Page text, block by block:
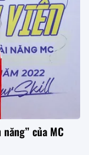
của MC